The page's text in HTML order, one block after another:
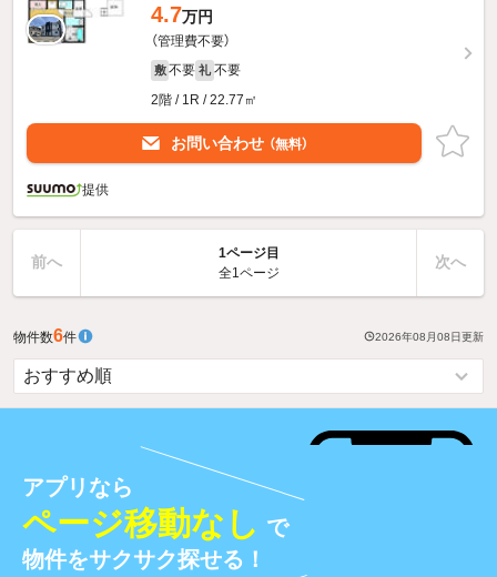
4.7万円
（管理費不要）
敷 不要 礼 不要
2階 / 1R / 22.77㎡
お問い合わせ （無料）
提供
前へ
1ページ目
全1ページ
次へ
物件数6件 2026年08月08日更新
アプリなら
ページ移動なし で
物件をサクサク探せる！